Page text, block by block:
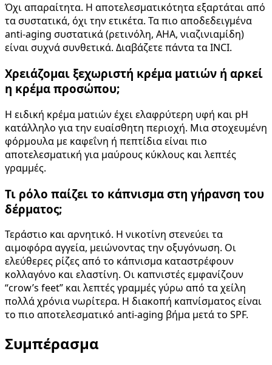
Όχι απαραίτητα. Η αποτελεσματικότητα εξαρτάται από
τα συστατικά, όχι την ετικέτα. Τα πιο αποδεδειγμένα
anti-aging συστατικά (ρετινόλη, AHA, νιαζινιαμίδη)
είναι συχνά συνθετικά. Διαβάζετε πάντα τα INCI.
Χρειάζομαι ξεχωριστή κρέμα ματιών ή αρκεί
η κρέμα προσώπου;
Η ειδική κρέμα ματιών έχει ελαφρύτερη υφή και pH
κατάλληλο για την ευαίσθητη περιοχή. Μια στοχευμένη
φόρμουλα με καφεΐνη ή πεπτίδια είναι πιο
αποτελεσματική για μαύρους κύκλους και λεπτές
γραμμές.
Τι ρόλο παίζει το κάπνισμα στη γήρανση του
δέρματος;
Τεράστιο και αρνητικό. Η νικοτίνη στενεύει τα
αιμοφόρα αγγεία, μειώνοντας την οξυγόνωση. Οι
ελεύθερες ρίζες από το κάπνισμα καταστρέφουν
κολλαγόνο και ελαστίνη. Οι καπνιστές εμφανίζουν
“crow’s feet” και λεπτές γραμμές γύρω από τα χείλη
πολλά χρόνια νωρίτερα. Η διακοπή καπνίσματος είναι
το πιο αποτελεσματικό anti-aging βήμα μετά το SPF.
Συμπέρασμα